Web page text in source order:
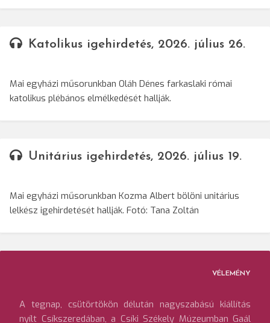
Katolikus igehirdetés, 2026. július 26.
Mai egyházi műsorunkban Oláh Dénes farkaslaki római
katolikus plébános elmélkedését hallják.
Unitárius igehirdetés, 2026. július 19.
Mai egyházi műsorunkban Kozma Albert bölöni unitárius
lelkész igehirdetését hallják. Fotó: Tana Zoltán
VÉLEMÉNY
A tegnap, csütörtökön délután nagyszabású kiállítás
nyílt Csíkszeredában, a Csíki Székely Múzeumban Gaál